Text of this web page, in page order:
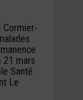
Cormier-
21 mars
Santé
Le